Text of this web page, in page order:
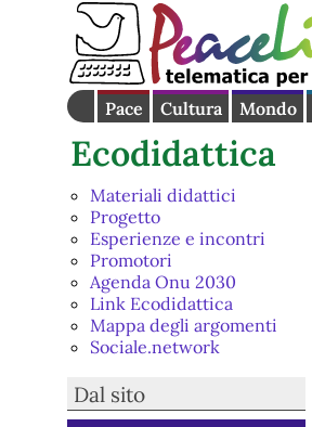
Pace Cultura Mondo
Ecodidattica
Materiali didattici
Progetto
Esperienze e incontri
Promotori
Agenda Onu 2030
Link Ecodidattica
Mappa degli argomenti
Sociale.network
Dal sito